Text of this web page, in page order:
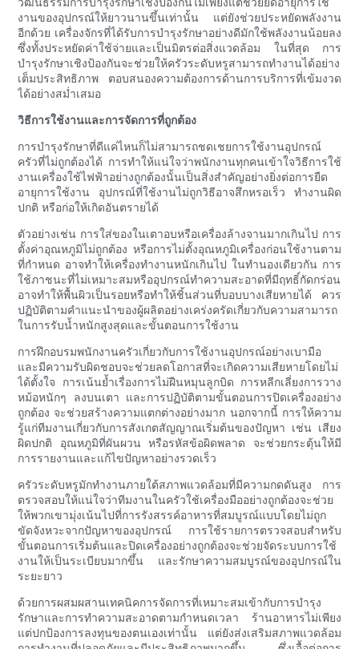
งานของอุปกรณ์ให้ยาวนานขึ้นเท่านั้น แต่ยังช่วยประหยัดพลังงาน
อีกด้วย เครื่องจักรที่ได้รับการบำรุงรักษาอย่างดีมักใช้พลังงานน้อยลง
ซึ่งทั้งประหยัดค่าใช้จ่ายและเป็นมิตรต่อสิ่งแวดล้อม ในที่สุด การ
บำรุงรักษาเชิงป้องกันจะช่วยให้ครัวระดับหรูสามารถทำงานได้อย่าง
เต็มประสิทธิภาพ ตอบสนองความต้องการด้านการบริการที่เข้มงวด
ได้อย่างสม่ำเสมอ
วิธีการใช้งานและการจัดการที่ถูกต้อง
การบำรุงรักษาที่ดีแค่ไหนก็ไม่สามารถชดเชยการใช้งานอุปกรณ์
ครัวที่ไม่ถูกต้องได้ การทำให้แน่ใจว่าพนักงานทุกคนเข้าใจวิธีการใช้
งานเครื่องใช้ไฟฟ้าอย่างถูกต้องนั้นเป็นสิ่งสำคัญอย่างยิ่งต่อการยืด
อายุการใช้งาน อุปกรณ์ที่ใช้งานไม่ถูกวิธีอาจสึกหรอเร็ว ทำงานผิด
ปกติ หรือก่อให้เกิดอันตรายได้
ตัวอย่างเช่น การใส่ของในเตาอบหรือเครื่องล้างจานมากเกินไป การ
ตั้งค่าอุณหภูมิไม่ถูกต้อง หรือการไม่ตั้งอุณหภูมิเครื่องก่อนใช้งานตาม
ที่กำหนด อาจทำให้เครื่องทำงานหนักเกินไป ในทำนองเดียวกัน การ
ใช้ภาชนะที่ไม่เหมาะสมหรืออุปกรณ์ทำความสะอาดที่มีฤทธิ์กัดกร่อน
อาจทำให้พื้นผิวเป็นรอยหรือทำให้ชิ้นส่วนที่บอบบางเสียหายได้ ควร
ปฏิบัติตามคำแนะนำของผู้ผลิตอย่างเคร่งครัดเกี่ยวกับความสามารถ
ในการรับน้ำหนักสูงสุดและขั้นตอนการใช้งาน
การฝึกอบรมพนักงานครัวเกี่ยวกับการใช้งานอุปกรณ์อย่างเบามือ
และมีความรับผิดชอบจะช่วยลดโอกาสที่จะเกิดความเสียหายโดยไม่
ได้ตั้งใจ การเน้นย้ำเรื่องการไม่ฝืนหมุนลูกบิด การหลีกเลี่ยงการวาง
หม้อหนักๆ ลงบนเตา และการปฏิบัติตามขั้นตอนการปิดเครื่องอย่าง
ถูกต้อง จะช่วยสร้างความแตกต่างอย่างมาก นอกจากนี้ การให้ความ
รู้แก่ทีมงานเกี่ยวกับการสังเกตสัญญาณเริ่มต้นของปัญหา เช่น เสียง
ผิดปกติ อุณหภูมิที่ผันผวน หรือรหัสข้อผิดพลาด จะช่วยกระตุ้นให้มี
การรายงานและแก้ไขปัญหาอย่างรวดเร็ว
ครัวระดับหรูมักทำงานภายใต้สภาพแวดล้อมที่มีความกดดันสูง การ
ตรวจสอบให้แน่ใจว่าทีมงานในครัวใช้เครื่องมืออย่างถูกต้องจะช่วย
ให้พวกเขามุ่งเน้นไปที่การรังสรรค์อาหารที่สมบูรณ์แบบโดยไม่ถูก
ขัดจังหวะจากปัญหาของอุปกรณ์ การใช้รายการตรวจสอบสำหรับ
ขั้นตอนการเริ่มต้นและปิดเครื่องอย่างถูกต้องจะช่วยจัดระบบการใช้
งานให้เป็นระเบียบมากขึ้น และรักษาความสมบูรณ์ของอุปกรณ์ใน
ระยะยาว
ด้วยการผสมผสานเทคนิคการจัดการที่เหมาะสมเข้ากับการบำรุง
รักษาและการทำความสะอาดตามกำหนดเวลา ร้านอาหารไม่เพียง
แต่ปกป้องการลงทุนของตนเองเท่านั้น แต่ยังส่งเสริมสภาพแวดล้อม